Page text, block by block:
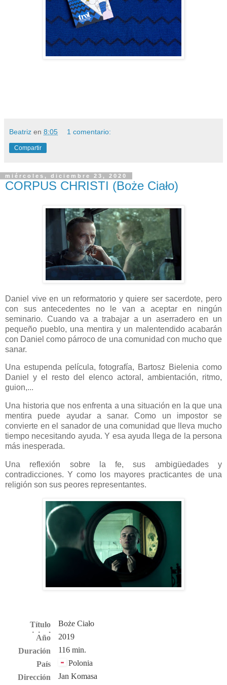
Beatriz en 8:05 1 comentario:
Compartir
miércoles, diciembre 23, 2020
CORPUS CHRISTI (Boże Ciało)
Daniel vive en un reformatorio y quiere ser sacerdote, pero
con sus antecedentes no le van a aceptar en ningún
seminario. Cuando va a trabajar a un aserradero en un
pequeño pueblo, una mentira y un malentendido acabarán
con Daniel como párroco de una comunidad con mucho que
sanar.
Una estupenda película, fotografía, Bartosz Bielenia como
Daniel y el resto del elenco actoral, ambientación, ritmo,
guion,...
Una historia que nos enfrenta a una situación en la que una
mentira puede ayudar a sanar. Como un impostor se
convierte en el sanador de una comunidad que lleva mucho
tiempo necesitando ayuda. Y esa ayuda llega de la persona
más inesperada.
Una reflexión sobre la fe, sus ambigüedades y
contradicciones. Y como los mayores practicantes de una
religión son sus peores representantes.
Título
original
Boże Ciało
Año
2019
Duración
116 min.
País
Polonia
Dirección
Jan Komasa